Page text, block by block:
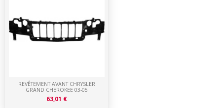
REVÊTEMENT AVANT CHRYSLER
GRAND CHEROKEE 03-05
63,01 €